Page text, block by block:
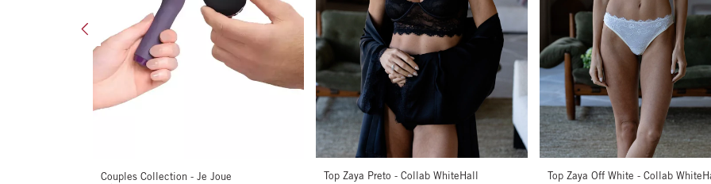
Couples Collection - Je Joue Top Zaya Preto - Collab WhiteHall Top Zaya Off White - Collab